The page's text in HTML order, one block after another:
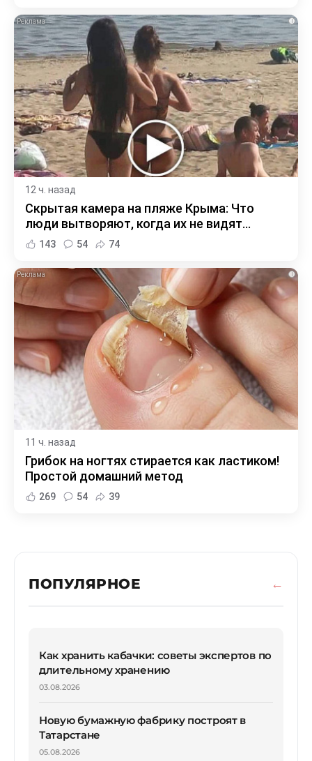
i
12 ч. назад
Скрытая камера на пляже Крыма: Что
люди вытворяют, когда их не видят...
143 54 74
i
11 ч. назад
Грибок на ногтях стирается как ластиком!
Простой домашний метод
269 54 39
ПОПУЛЯРНОЕ
Как хранить кабачки: советы экспертов по
длительному хранению
03.08.2026
Новую бумажную фабрику построят в
Татарстане
05.08.2026